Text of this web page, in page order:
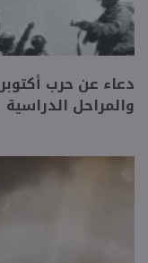
دعاء عن حرب
والمراحل الدراسية